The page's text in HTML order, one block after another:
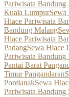
Pariwisata Bandung
Kuala LumpurSewa
Hiace Pariwisata
Bandung Malang
Hiace Pariwisata
PadangSewa Hiace
Pariwisata Bandung
Pantai Barat
Timur Pangandaran
PontianakSewa
Pariwisata Bandung